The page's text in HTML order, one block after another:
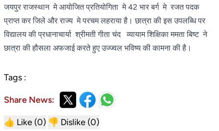
जयपुर राजस्थान मे आयोजित प्रतियोगिता मे 42 भार बर्ग मे रजत पदक
प्राप्त कर जिले और राज्य मे परचम लहराया है। छात्रा की इस उपलब्धि पर
विद्यालय की प्रधानाचार्या श्रीमती गीता चंद व्यायाम शिक्षिका ममता बिष्ट ने
छात्रा की हौसला अफजाई करते हुए उज्ज्वल भविष्य की कामना की है।
Tags :
Share News:
👍 Like (0) 👎 Dislike (0)